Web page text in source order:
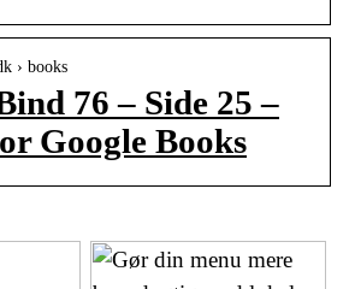
› books
76 – Side 25 –
Google Books